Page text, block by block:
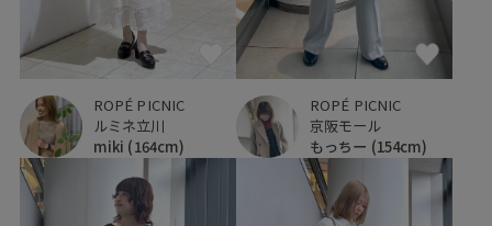
ROPÉ PICNIC
ルミネ立川
miki (164cm)
ROPÉ PICNIC
京阪モール
もっちー (154cm)